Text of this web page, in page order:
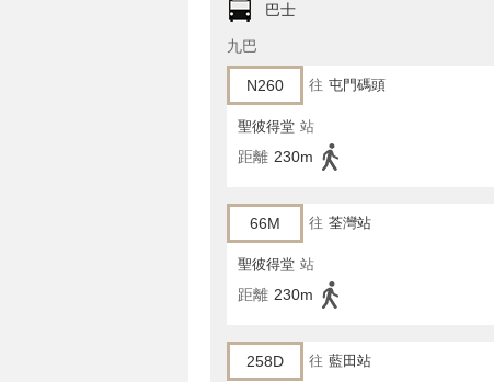
巴士
九巴
N260 往 屯門碼頭
聖彼得堂 站
距離 230m
66M 往 荃灣站
聖彼得堂 站
距離 230m
258D 往 藍田站